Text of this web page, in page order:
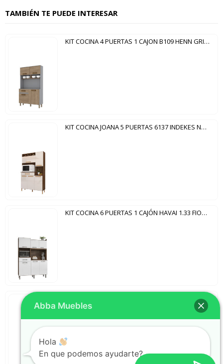
TAMBIÉN TE PUEDE INTERESAR
KIT COCINA 4 PUERTAS 1 CAJON B109 HENN GRIS|RÚSTICO
KIT COCINA JOANA 5 PUERTAS 6137 INDEKES NOCE|SALINAS
KIT COCINA 6 PUERTAS 1 CAJÓN HAVAI 1.33 FIORELLO DAKAR|BLANCO
BALCON 2 PUERTAS BL3312 TECNOMOBILI BLANCO
Abba Muebles
Hola
En que podemos ayudarte?